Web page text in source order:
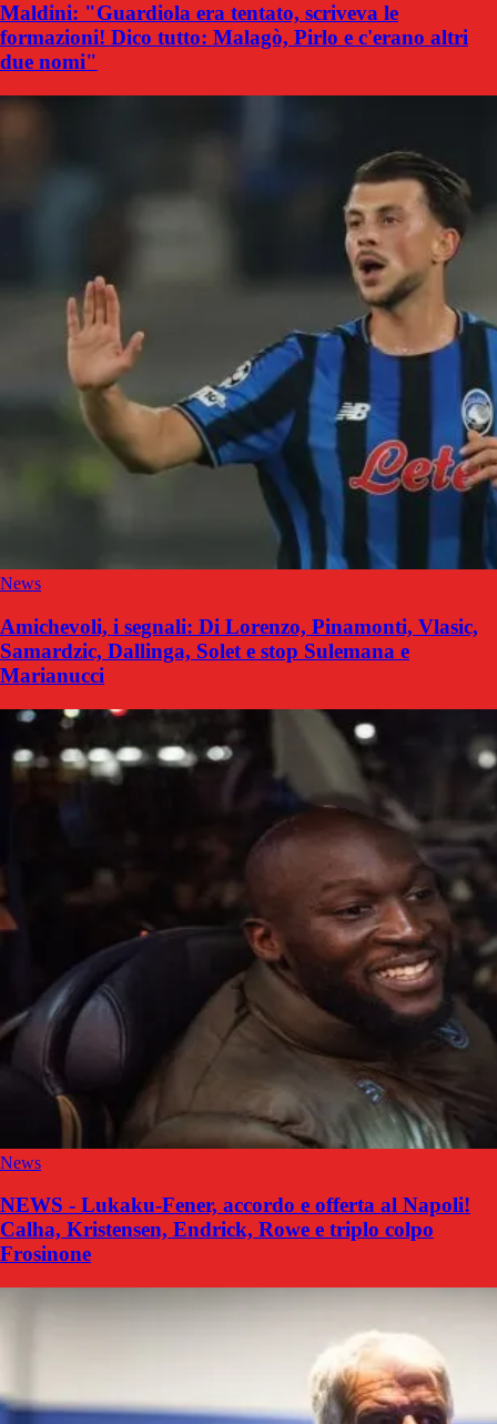
Maldini: "Guardiola era tentato, scriveva le
formazioni! Dico tutto: Malagò, Pirlo e c'erano altri
due nomi"
News
Amichevoli, i segnali: Di Lorenzo, Pinamonti, Vlasic,
Samardzic, Dallinga, Solet e stop Sulemana e
Marianucci
News
NEWS - Lukaku-Fener, accordo e offerta al Napoli!
Calha, Kristensen, Endrick, Rowe e triplo colpo
Frosinone